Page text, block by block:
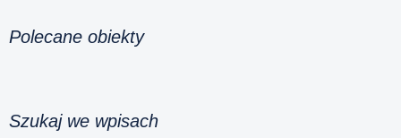
Polecane obiekty
Szukaj we wpisach